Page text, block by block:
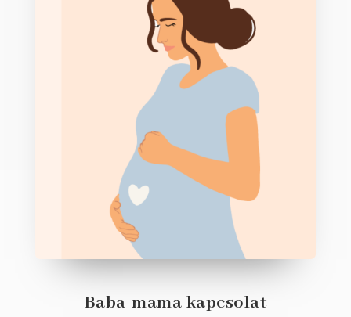
Baba-mama kapcsolat